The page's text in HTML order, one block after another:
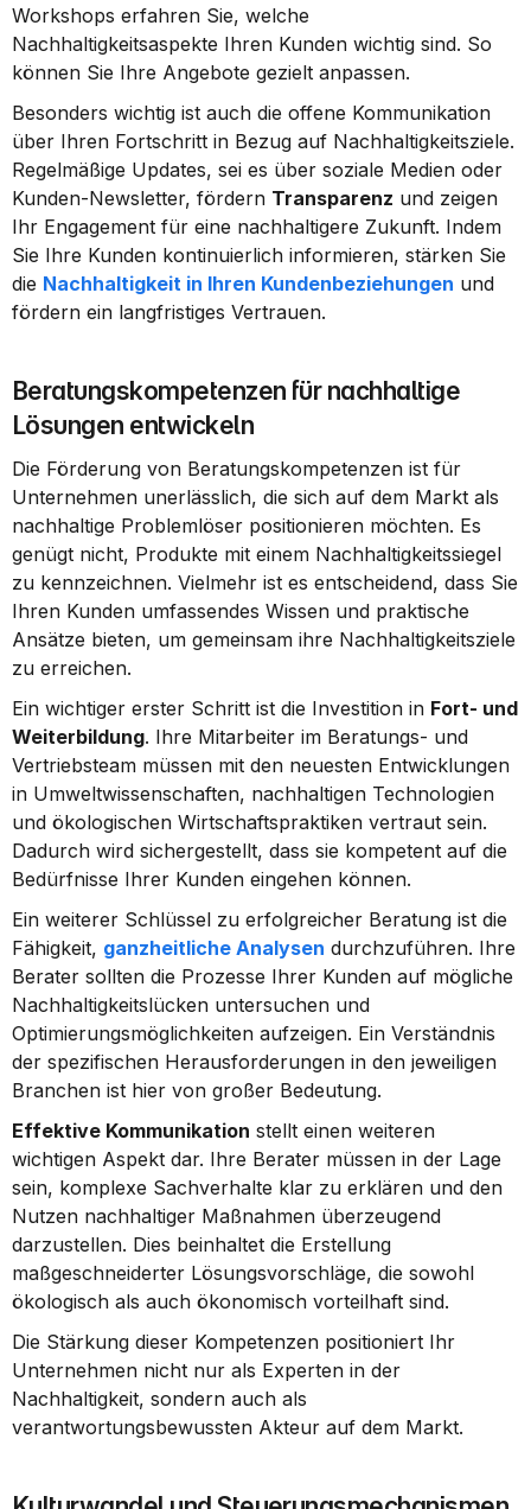
Workshops erfahren Sie, welche
Nachhaltigkeitsaspekte Ihren Kunden wichtig sind. So
können Sie Ihre Angebote gezielt anpassen.
Besonders wichtig ist auch die offene Kommunikation
über Ihren Fortschritt in Bezug auf Nachhaltigkeitsziele.
Regelmäßige Updates, sei es über soziale Medien oder
Kunden-Newsletter, fördern Transparenz und zeigen
Ihr Engagement für eine nachhaltigere Zukunft. Indem
Sie Ihre Kunden kontinuierlich informieren, stärken Sie
die Nachhaltigkeit in Ihren Kundenbeziehungen und
fördern ein langfristiges Vertrauen.
Beratungskompetenzen für nachhaltige
Lösungen entwickeln
Die Förderung von Beratungskompetenzen ist für
Unternehmen unerlässlich, die sich auf dem Markt als
nachhaltige Problemlöser positionieren möchten. Es
genügt nicht, Produkte mit einem Nachhaltigkeitssiegel
zu kennzeichnen. Vielmehr ist es entscheidend, dass Sie
Ihren Kunden umfassendes Wissen und praktische
Ansätze bieten, um gemeinsam ihre Nachhaltigkeitsziele
zu erreichen.
Ein wichtiger erster Schritt ist die Investition in Fort- und
Weiterbildung. Ihre Mitarbeiter im Beratungs- und
Vertriebsteam müssen mit den neuesten Entwicklungen
in Umweltwissenschaften, nachhaltigen Technologien
und ökologischen Wirtschaftspraktiken vertraut sein.
Dadurch wird sichergestellt, dass sie kompetent auf die
Bedürfnisse Ihrer Kunden eingehen können.
Ein weiterer Schlüssel zu erfolgreicher Beratung ist die
Fähigkeit, ganzheitliche Analysen durchzuführen. Ihre
Berater sollten die Prozesse Ihrer Kunden auf mögliche
Nachhaltigkeitslücken untersuchen und
Optimierungsmöglichkeiten aufzeigen. Ein Verständnis
der spezifischen Herausforderungen in den jeweiligen
Branchen ist hier von großer Bedeutung.
Effektive Kommunikation stellt einen weiteren
wichtigen Aspekt dar. Ihre Berater müssen in der Lage
sein, komplexe Sachverhalte klar zu erklären und den
Nutzen nachhaltiger Maßnahmen überzeugend
darzustellen. Dies beinhaltet die Erstellung
maßgeschneiderter Lösungsvorschläge, die sowohl
ökologisch als auch ökonomisch vorteilhaft sind.
Die Stärkung dieser Kompetenzen positioniert Ihr
Unternehmen nicht nur als Experten in der
Nachhaltigkeit, sondern auch als
verantwortungsbewussten Akteur auf dem Markt.